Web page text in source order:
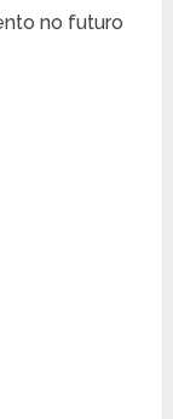
no futuro